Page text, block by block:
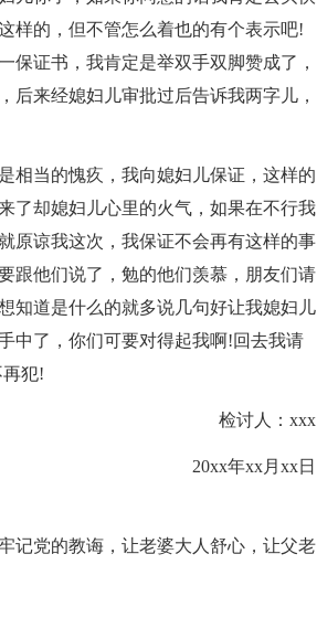
样的，但不管怎么着也的有个表示吧!
保证书，我肯定是举双手双脚赞成了，
后来经媳妇儿审批过后告诉我两字儿，
相当的愧疚，我向媳妇儿保证，这样的
了却媳妇儿心里的火气，如果在不行我
原谅我这次，我保证不会再有这样的事
跟他们说了，勉的他们羡慕，朋友们请
知道是什么的就多说几句好让我媳妇儿
中了，你们可要对得起我啊!回去我请
犯!
检讨人：xxx
20xx年xx月xx日
记党的教诲，让老婆大人舒心，让父老